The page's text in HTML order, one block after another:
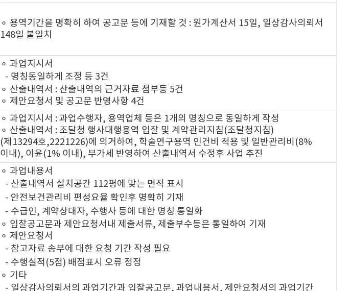
⚬ 용역기간을 명확히 하여 공고문 등에 기재할 것 : 원가계산서 15일, 일상감사의뢰서
148일 불일치
⚬ 과업지시서
- 명칭동일하게 조정 등 3건
⚬ 산출내역서 : 산출내역의 근거자료 첨부등 5건
⚬ 제안요청서 및 공고문 반영사항 4건
⚬ 과업지시서 : 과업수행자, 용역업체 등은 1개의 명칭으로 동일하게 작성
⚬ 산출내역서 : 조달청 행사대행용역 입찰 및 계약관리지침(조달청지침)
(제13294호,2221226)에 의거하여, 학술연구용역 인건비 적용 및 일반관리비(8%
이내), 이윤(1% 이내), 부가세 반영하여 산출내역서 수정후 사업 추진
⚬ 과업내용서
- 산출내역서 설치공간 112평에 맞는 면적 표시
- 안전보건관리비 편성요율 확인후 명확히 기재
- 수급인, 계약상대자, 수행사 등에 대한 명칭 통일화
⚬ 입찰공고문과 제안요청서내 제출서류, 제출부수등은 통일하여 기재
⚬ 제안요청서
- 참고자료 송부에 대한 요청 기간 작성 필요
- 수행실적(5점) 배점표시 오류 정정
⚬ 기타
- 일상감사의뢰서의 과업기간과 입찰공고문, 과업내용서, 제안요청서의 과업기간